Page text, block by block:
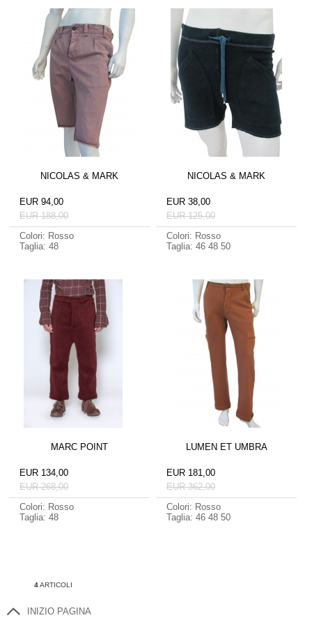
NICOLAS & MARK
EUR 94,00
EUR 188,00
Colori: Rosso
Taglia: 48
NICOLAS & MARK
EUR 38,00
EUR 125,00
Colori: Rosso
Taglia: 46 48 50
MARC POINT
EUR 134,00
EUR 268,00
Colori: Rosso
Taglia: 48
LUMEN ET UMBRA
EUR 181,00
EUR 362,00
Colori: Rosso
Taglia: 46 48 50
4ARTICOLI
INIZIO PAGINA